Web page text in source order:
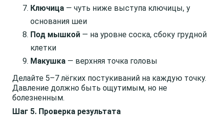
Ключица — чуть ниже выступа ключицы, у
основания шеи
Под мышкой — на уровне соска, сбоку грудной
клетки
Макушка — верхняя точка головы
Делайте 5–7 лёгких постукиваний на каждую точку.
Давление должно быть ощутимым, но не
болезненным.
Шаг 5. Проверка результата